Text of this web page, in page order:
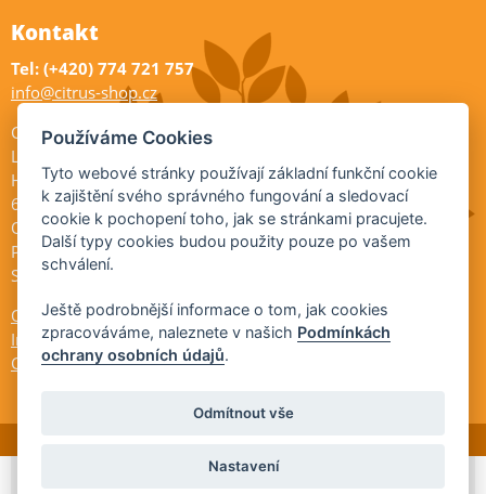
Kontakt
Tel: (+420) 774 721 757
info@citrus-shop.cz
Citrus shop zahradnictví
Legionářů 2
Hodonín
695 01
Otevřeno:
Po-Pá 9-17
So 9-11:30
Ochrana osobních údajů
Informace ÚKZÚZ
Cookies
Používáme Cookies
Tyto webové stránky používají základní funkční cookie
k zajištění svého správného fungování a sledovací
cookie k pochopení toho, jak se stránkami pracujete.
Další typy cookies budou použity pouze po vašem
schválení.
Ještě podrobnější informace o tom, jak cookies
zpracováváme, naleznete v našich Podmínkách
ochrany osobních údajů.
Odmítnout vše
Nastavení